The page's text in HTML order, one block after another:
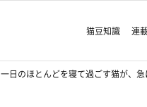
猫豆知識 連
一日のほとんどを寝て過ごす猫が、